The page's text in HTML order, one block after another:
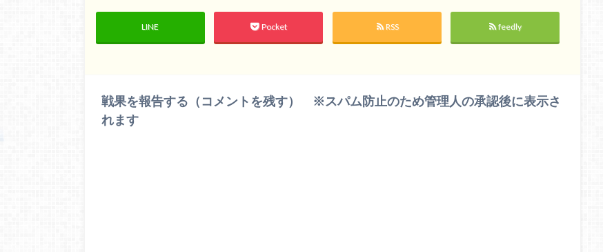
LINE Pocket RSS feedly
戦果を報告する（コメントを残す） ※スパム防止のため管理人の承認後に表示さ
れます